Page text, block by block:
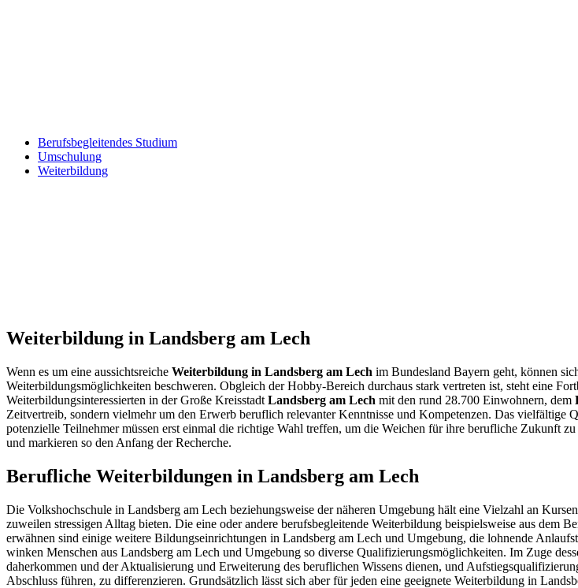
Berufsbegleitendes Studium
Umschulung
Weiterbildung
Weiterbildung in Landsberg am Lech
Wenn es um eine aussichtsreiche Weiterbildung in Landsberg am Lech im Bundesland Bayern geht, können
Weiterbildungsmöglichkeiten beschweren. Obgleich der Hobby-Bereich durchaus stark vertreten ist, steht eine
Weiterbildungsinteressierten in der Große Kreisstadt Landsberg am Lech mit den rund 28.700 Einwohnern, dem
Zeitvertreib, sondern vielmehr um den Erwerb beruflich relevanter Kenntnisse und Kompetenzen. Das vielfältige
potenzielle Teilnehmer müssen erst einmal die richtige Wahl treffen, um die Weichen für ihre berufliche Zukunft
und markieren so den Anfang der Recherche.
Berufliche Weiterbildungen in Landsberg am Lech
Die Volkshochschule in Landsberg am Lech beziehungsweise der näheren Umgebung hält eine Vielzahl an
zuweilen stressigen Alltag bieten. Die eine oder andere berufsbegleitende Weiterbildung beispielsweise aus dem
erwähnen sind einige weitere Bildungseinrichtungen in Landsberg am Lech und Umgebung, die lohnende
winken Menschen aus Landsberg am Lech und Umgebung so diverse Qualifizierungsmöglichkeiten. Im Zuge
daherkommen und der Aktualisierung und Erweiterung des beruflichen Wissens dienen, und
Abschluss führen, zu differenzieren. Grundsätzlich lässt sich aber für jeden eine geeignete Weiterbildung in